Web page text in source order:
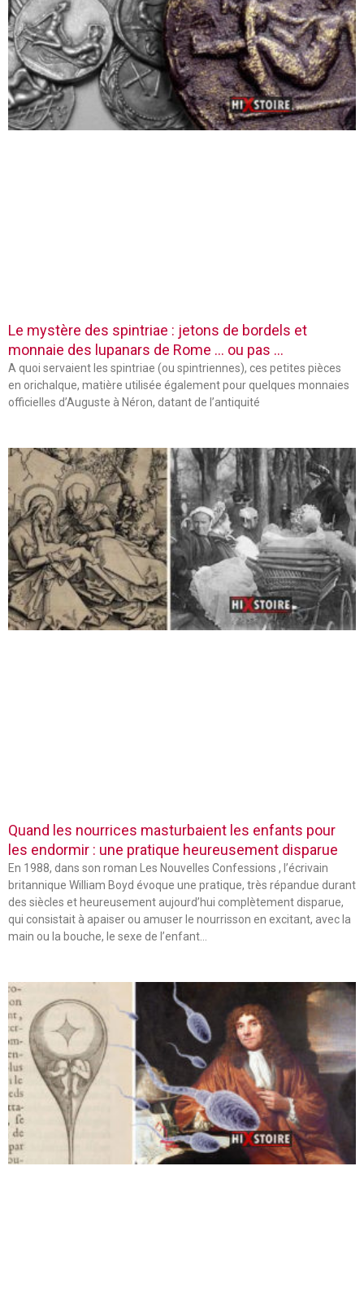
Le mystère des spintriae : jetons de bordels et
monnaie des lupanars de Rome … ou pas …
A quoi servaient les spintriae (ou spintriennes), ces petites pièces
en orichalque, matière utilisée également pour quelques monnaies
officielles d’Auguste à Néron, datant de l’antiquité
Quand les nourrices masturbaient les enfants pour
les endormir : une pratique heureusement disparue
En 1988, dans son roman Les Nouvelles Confessions , l’écrivain
britannique William Boyd évoque une pratique, très répandue durant
des siècles et heureusement aujourd’hui complètement disparue,
qui consistait à apaiser ou amuser le nourrisson en excitant, avec la
main ou la bouche, le sexe de l’enfant…